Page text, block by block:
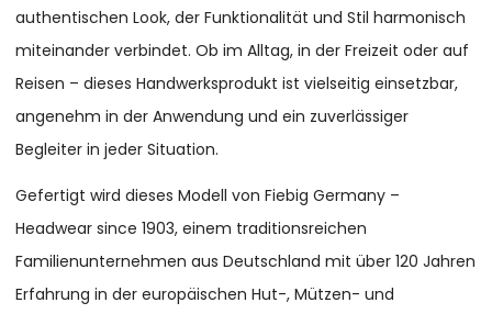
authentischen Look, der Funktionalität und Stil harmonisch
miteinander verbindet. Ob im Alltag, in der Freizeit oder auf
Reisen – dieses Handwerksprodukt ist vielseitig einsetzbar,
angenehm in der Anwendung und ein zuverlässiger
Begleiter in jeder Situation.
Gefertigt wird dieses Modell von Fiebig Germany –
Headwear since 1903, einem traditionsreichen
Familienunternehmen aus Deutschland mit über 120 Jahren
Erfahrung in der europäischen Hut-, Mützen- und